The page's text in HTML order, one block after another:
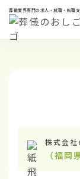
葬儀業界専門の求人・就職・転職
株式会
（福岡